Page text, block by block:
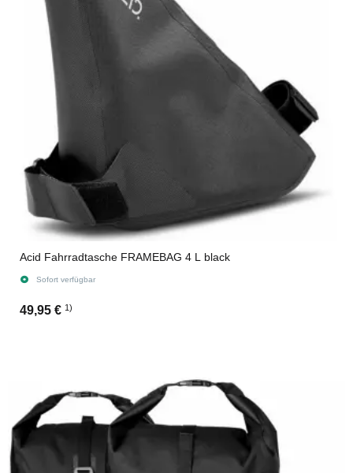
Acid Fahrradtasche FRAMEBAG 4 L black
Sofort verfügbar
49,95 € 1)